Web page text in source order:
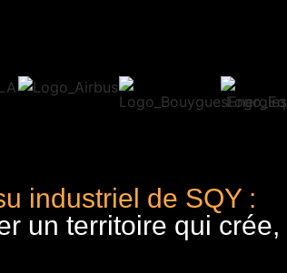
industriel de SQY :
un territoire qui